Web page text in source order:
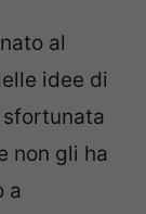
al
idee di
non gli ha
a